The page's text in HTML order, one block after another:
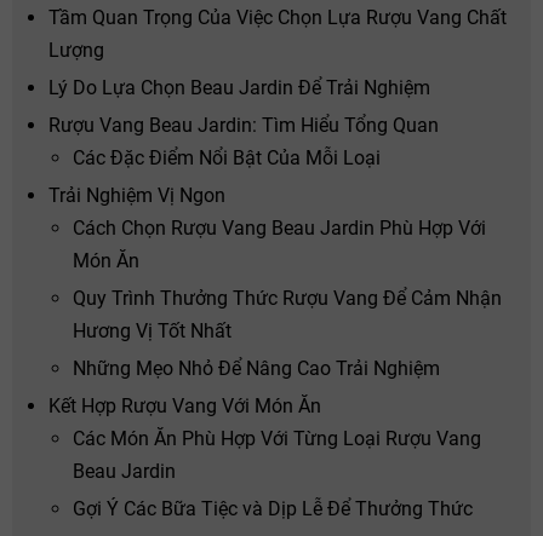
Tầm Quan Trọng Của Việc Chọn Lựa Rượu Vang Chất
Lượng
Lý Do Lựa Chọn Beau Jardin Để Trải Nghiệm
Rượu Vang Beau Jardin: Tìm Hiểu Tổng Quan
Các Đặc Điểm Nổi Bật Của Mỗi Loại
Trải Nghiệm Vị Ngon
Cách Chọn Rượu Vang Beau Jardin Phù Hợp Với
Món Ăn
Quy Trình Thưởng Thức Rượu Vang Để Cảm Nhận
Hương Vị Tốt Nhất
Những Mẹo Nhỏ Để Nâng Cao Trải Nghiệm
Kết Hợp Rượu Vang Với Món Ăn
Các Món Ăn Phù Hợp Với Từng Loại Rượu Vang
Beau Jardin
Gợi Ý Các Bữa Tiệc và Dịp Lễ Để Thưởng Thức